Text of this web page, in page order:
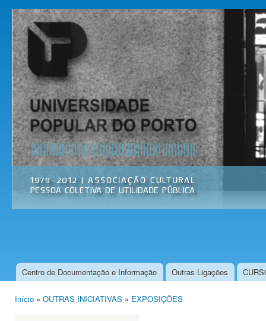
Universidade
Popular do
Porto
Associação
Cultural
Menu principal
Centro de Documentação e Informação Outras Ligações
Início » OUTRAS INICIATIVAS » EXPOSIÇÕES